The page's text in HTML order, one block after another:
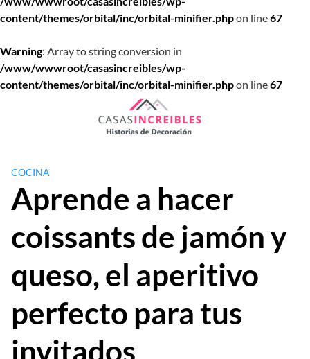
content/themes/orbital/inc/orbital-minifier.phpon line67
Warning: Array to string conversion in
/www/wwwroot/casasincreibles/wp-
content/themes/orbital/inc/orbital-minifier.phpon line67
COCINA
Aprende a hacer
coissants de jamón y
queso, el aperitivo
perfecto para tus
invitados